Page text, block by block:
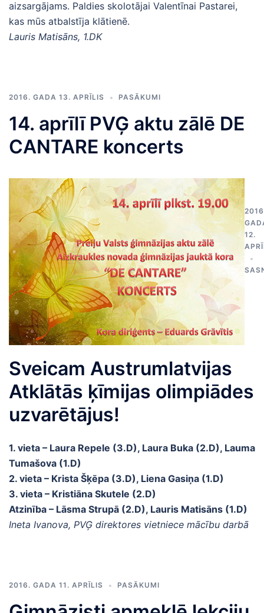
aizsargājams. Paldies skolotājai Valentīnai Pastarei,
kas mūs atbalstīja klātienē.
Lauris Matisāns, 1.DK
2016. GADA 13. APRĪLIS PASĀKUMI
14. aprīlī PVĢ aktu zālē DE
CANTARE koncerts
12.
Sveicam Austrumlatvijas
Atklātās ķīmijas olimpiādes
uzvarētājus!
1. vieta – Laura Repele (3.D), Laura Buka (2.D), Lauma
Tumašova (1.D)
2. vieta – Krista Šķēpa (3.D), Liena Gasiņa (1.D)
3. vieta – Kristiāna Skutele (2.D)
Atzinība – Lāsma Strupā (2.D), Lauris Matisāns (1.D)
Ineta Ivanova, PVĢ direktores vietniece mācību darbā
2016. GADA 11. APRĪLIS PASĀKUMI